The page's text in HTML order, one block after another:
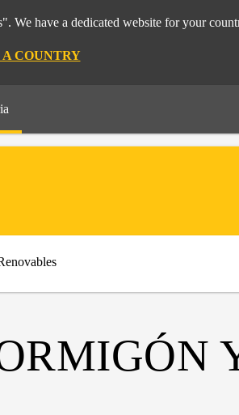
We have a dedicated website for your
COUNTRY